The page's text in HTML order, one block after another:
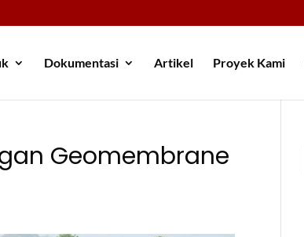
Dokumentasi Artikel Proyek Kami
Geomembrane